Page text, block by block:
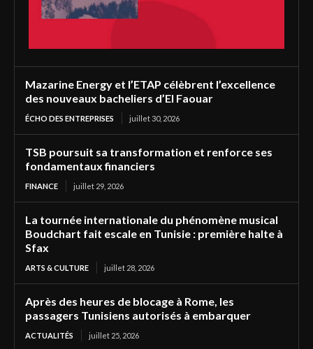
Mazarine Energy et l’ETAP célèbrent l’excellence
des nouveaux bacheliers d’El Faouar
ÉCHO DES ENTREPRISES juillet 30, 2026
TSB poursuit sa transformation et renforce ses
fondamentaux financiers
FINANCE juillet 29, 2026
La tournée internationale du phénomène musical
Boudchart fait escale en Tunisie : première halte à
Sfax
ARTS & CULTURE juillet 28, 2026
Après des heures de blocage à Rome, les
passagers Tunisiens autorisés à embarquer
ACTUALITÉS juillet 25, 2026